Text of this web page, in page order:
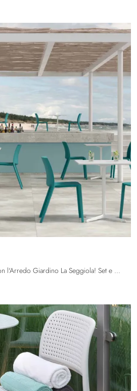
Arreda lo spazio verde con l'Arredo Giardino La Seggiola! Set e sedie da giardino in plastica, come il modello Cab, ti aspettano!